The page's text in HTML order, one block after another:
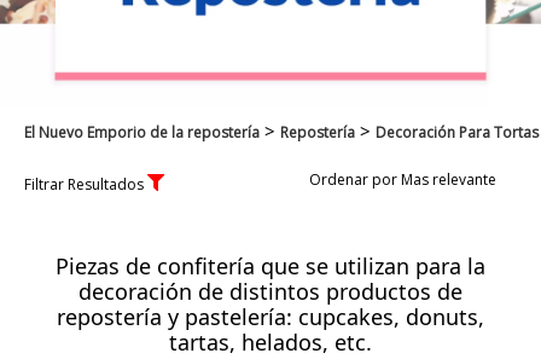
El Nuevo Emporio de la repostería > Repostería > Decoración Para Tortas
Filtrar Resultados Ordenar por Mas relevante
Piezas de confitería que se utilizan para la
decoración de distintos productos de
repostería y pastelería: cupcakes, donuts,
tartas, helados, etc.